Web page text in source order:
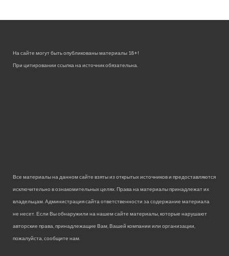
На сайте могут быть опубликованы материалы 18+!
При цитировании ссылка на источник обязательна.
Все материалы на данном сайте взяты из открытых источников и предоставляются
исключительно в ознакомительных целях. Права на материалы принадлежат их
владельцам. Администрация сайта ответственности за содержание материала
не несет. Если Вы обнаружили на нашем сайте материалы, которые нарушают
авторские права, принадлежащие Вам, Вашей компании или организации,
пожалуйста, сообщите нам.